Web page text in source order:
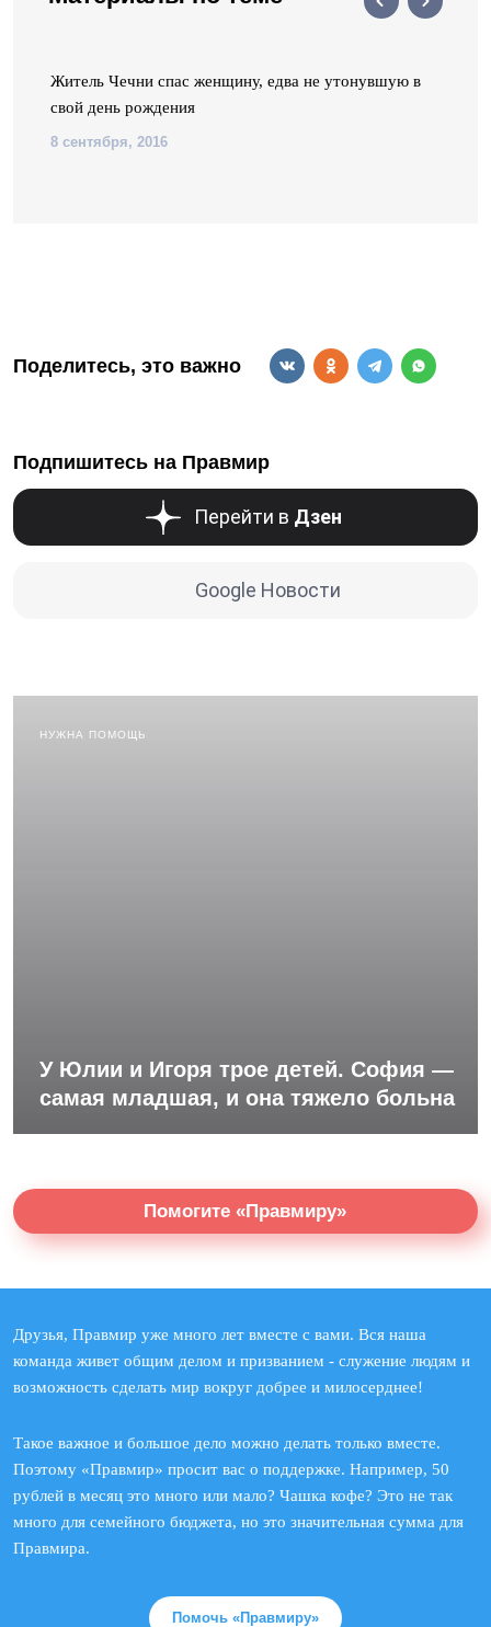
Житель Чечни спас женщину, едва не утонувшую в
свой день рождения
8 сентября, 2016
Поделитесь, это важно
Подпишитесь на Правмир
Перейти в Дзен
Google Новости
НУЖНА ПОМОЩЬ
У Юлии и Игоря трое детей. София —
самая младшая, и она тяжело больна
Помогите «Правмиру»
Друзья, Правмир уже много лет вместе с вами. Вся наша
команда живет общим делом и призванием - служение людям и
возможность сделать мир вокруг добрее и милосерднее!
Такое важное и большое дело можно делать только вместе.
Поэтому «Правмир» просит вас о поддержке. Например, 50
рублей в месяц это много или мало? Чашка кофе? Это не так
много для семейного бюджета, но это значительная сумма для
Правмира.
Помочь «Правмиру»